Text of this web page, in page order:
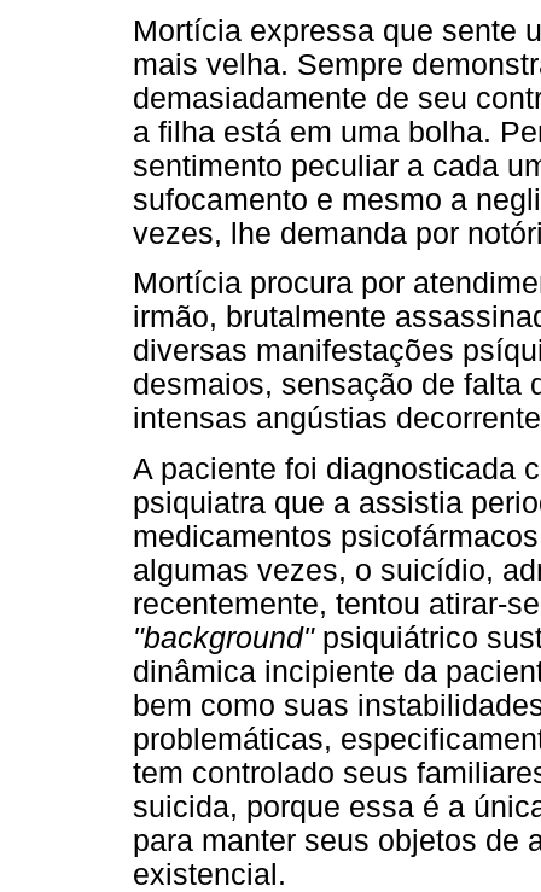
Mortícia expressa que sente
mais velha. Sempre
demasiadamente de seu
a filha está em uma bolha.
sentimento peculiar a cada
sufocamento e mesmo a
vezes, lhe demanda por
Mortícia procura por
irmão, brutalmente
diversas manifestações
desmaios, sensação de falta
intensas angústias
A paciente foi diagnosticada
psiquiatra que a assistia
medicamentos
algumas vezes, o suicídio,
recentemente, tentou atirar-
"background"psiquiátrico
dinâmica incipiente da
bem como suas
problemáticas,
tem controlado seus
suicida, porque essa é a
para manter seus objetos de
existencial.